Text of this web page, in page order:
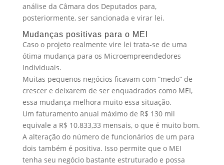
análise da Câmara dos Deputados para,
posteriormente, ser sancionada e virar lei.
Mudanças positivas para o MEI
Caso o projeto realmente vire lei trata-se de uma
ótima mudança para os Microempreendedores
Individuais.
Muitas pequenos negócios ficavam com “medo” de
crescer e deixarem de ser enquadrados como MEI,
essa mudança melhora muito essa situação.
Um faturamento anual máximo de R$ 130 mil
equivale a R$ 10.833,33 mensais, o que é muito bom.
A alteração do número de funcionários de um para
dois também é positiva. Isso permite que o MEI
tenha seu negócio bastante estruturado e possa